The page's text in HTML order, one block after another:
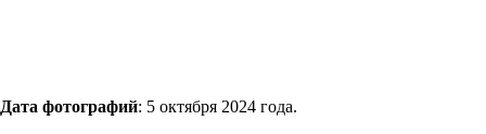
Дата фотографий: 5 октября 2024 года.